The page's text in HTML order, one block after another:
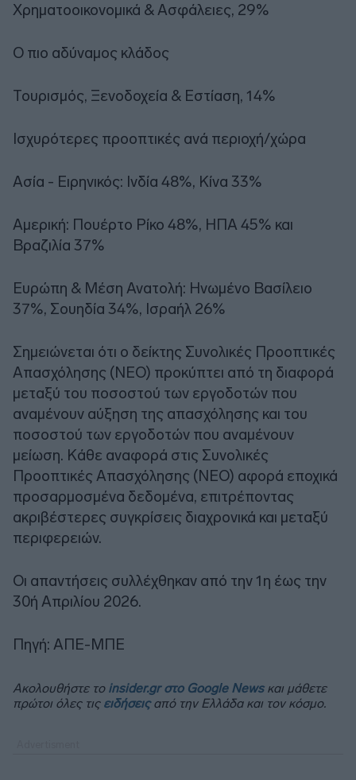
Χρηματοοικονομικά & Ασφάλειες, 29%
O πιο αδύναμος κλάδος
Τουρισμός, Ξενοδοχεία & Εστίαση, 14%
Ισχυρότερες προοπτικές ανά περιοχή/χώρα
Ασία - Ειρηνικός: Ινδία 48%, Κίνα 33%
Αμερική: Πουέρτο Ρίκο 48%, ΗΠΑ 45% και
Βραζιλία 37%
Ευρώπη & Μέση Ανατολή: Ηνωμένο Βασίλειο
37%, Σουηδία 34%, Ισραήλ 26%
Σημειώνεται ότι ο δείκτης Συνολικές Προοπτικές
Απασχόλησης (NEO) προκύπτει από τη διαφορά
μεταξύ του ποσοστού των εργοδοτών που
αναμένουν αύξηση της απασχόλησης και του
ποσοστού των εργοδοτών που αναμένουν
μείωση. Κάθε αναφορά στις Συνολικές
Προοπτικές Απασχόλησης (NEO) αφορά εποχικά
προσαρμοσμένα δεδομένα, επιτρέποντας
ακριβέστερες συγκρίσεις διαχρονικά και μεταξύ
περιφερειών.
Οι απαντήσεις συλλέχθηκαν από την 1η έως την
30ή Απριλίου 2026.
Πηγή: ΑΠΕ-ΜΠΕ
Ακολουθήστε το insider.gr στο Google Newsκαι μάθετε
πρώτοι όλες τις ειδήσειςαπό την Ελλάδα και τον κόσμο.